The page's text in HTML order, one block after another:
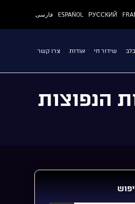
РУССКИЙ
ESPAÑOL فارسی
שידור חי אודות צרו קשר
הנפוצות